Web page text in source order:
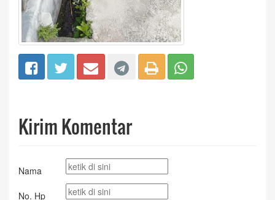
Kirim Komentar
Nama
No. Hp